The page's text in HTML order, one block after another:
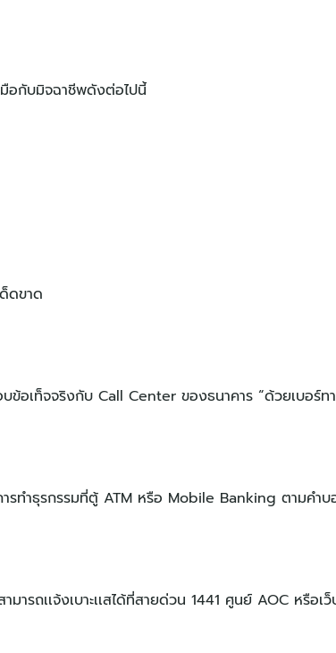
อกับมิจฉาชีพดังต่อไปนี้
ดขาด
อเท็จจริงกับ Call Center ของธนาคาร “ด้วยเบอร์ท
ทำธุรกรรมที่ตู้ ATM หรือ Mobile Banking ตามคำบ
รถเเจ้งเบาะเเสได้ที่สายด่วน 1441 ศูนย์ AOC หรือเว็